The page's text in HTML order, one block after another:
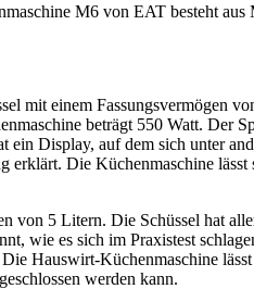
M6 von EAT besteht aus
mit einem Fassungsvermögen
beträgt 550 Watt. Der
Display, auf dem sich unter
Die Küchenmaschine
von 5 Litern. Die Schüssel hat
wie es sich im Praxistest
Hauswirt-Küchenmaschine
werden kann.